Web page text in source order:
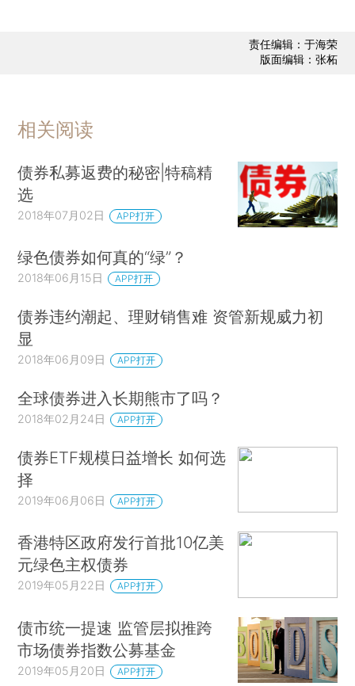
责任编辑：于海荣
版面编辑：张柘
相关阅读
债券私募返费的秘密|特稿精
选
2018年07月02日 APP打开
绿色债券如何真的“绿”？
2018年06月15日 APP打开
债券违约潮起、理财销售难 资管新规威力初
显
2018年06月09日 APP打开
全球债券进入长期熊市了吗？
2018年02月24日 APP打开
债券ETF规模日益增长 如何选
择
2019年06月06日 APP打开
香港特区政府发行首批10亿美
元绿色主权债券
2019年05月22日 APP打开
债市统一提速 监管层拟推跨
市场债券指数公募基金
2019年05月20日 APP打开